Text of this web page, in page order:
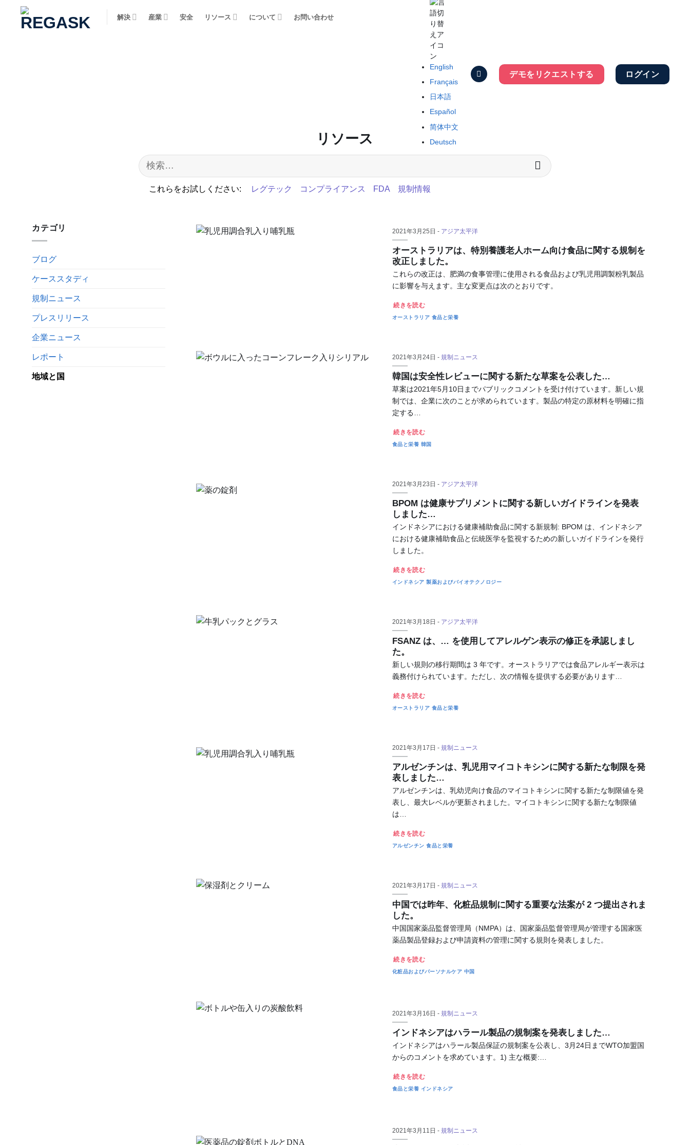
解決 産業 安全 リソース について お問い合わせ
English
Français
日本語
Español
简体中文
Deutsch
デモをリクエストする ログイン
リソース
これらをお試しください: レグテック コンプライアンス FDA 規制情報
カテゴリ
ブログ
ケーススタディ
規制ニュース
プレスリリース
企業ニュース
レポート
地域と国
2021年3月25日 - アジア太平洋
オーストラリアは、特別養護老人ホーム向け食品に関する規制を
改正しました。
これらの改正は、肥満の食事管理に使用される食品および乳児用調製粉乳製品
に影響を与えます。主な変更点は次のとおりです。
続きを読む
オーストラリア 食品と栄養
2021年3月24日 - 規制ニュース
韓国は安全性レビューに関する新たな草案を公表した…
草案は2021年5月10日までパブリックコメントを受け付けています。新しい規
制では、企業に次のことが求められています。製品の特定の原材料を明確に指
定する…
続きを読む
食品と栄養 韓国
2021年3月23日 - アジア太平洋
BPOM は健康サプリメントに関する新しいガイドラインを発表
しました…
インドネシアにおける健康補助食品に関する新規制: BPOM は、インドネシア
における健康補助食品と伝統医学を監視するための新しいガイドラインを発行
しました。
続きを読む
インドネシア 製薬およびバイオテクノロジー
2021年3月18日 - アジア太平洋
FSANZ は、… を使用してアレルゲン表示の修正を承認しまし
た。
新しい規則の移行期間は 3 年です。オーストラリアでは食品アレルギー表示は
義務付けられています。ただし、次の情報を提供する必要があります…
続きを読む
オーストラリア 食品と栄養
2021年3月17日 - 規制ニュース
アルゼンチンは、乳児用マイコトキシンに関する新たな制限を発
表しました…
アルゼンチンは、乳幼児向け食品のマイコトキシンに関する新たな制限値を発
表し、最大レベルが更新されました。マイコトキシンに関する新たな制限値
は…
続きを読む
アルゼンチン 食品と栄養
2021年3月17日 - 規制ニュース
中国では昨年、化粧品規制に関する重要な法案が 2 つ提出されま
した。
中国国家薬品監督管理局（NMPA）は、国家薬品監督管理局が管理する国家医
薬品製品登録および申請資料の管理に関する規則を発表しました。
続きを読む
化粧品およびパーソナルケア 中国
2021年3月16日 - 規制ニュース
インドネシアはハラール製品の規制案を発表しました…
インドネシアはハラール製品保証の規制案を公表し、3月24日までWTO加盟国
からのコメントを求めています。1) 主な概要:…
続きを読む
食品と栄養 インドネシア
2021年3月11日 - 規制ニュース